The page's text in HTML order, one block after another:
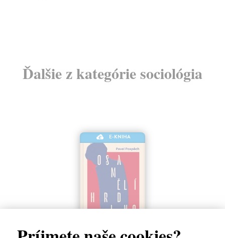
Ďalšie z kategórie sociológia
E-KNIHA